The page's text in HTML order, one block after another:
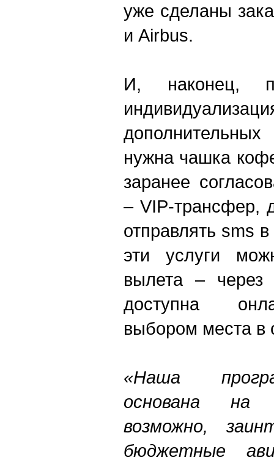
уже сделаны
и Airbus.
И, наконец,
нужна чашка
заранее
– VIP-трансфер,
отправлять sms
эти услуги
вылета – через
доступна
выбором места в
«Наша
основана на
возможно,
бюджетные